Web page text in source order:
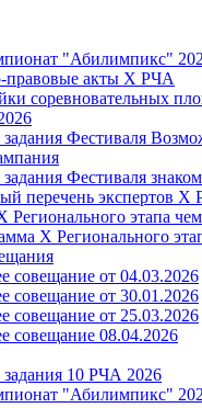
"Абилимпикс"
правовые акты Х РЧА
соревновательных
Фестиваля
Фестиваля
перечень экспертов X
Регионального этапа
X Регионального
совещание от 04.03.2026
совещание от 30.01.2026
совещание от 25.03.2026
совещание 08.04.2026
10 РЧА 2026
"Абилимпикс"